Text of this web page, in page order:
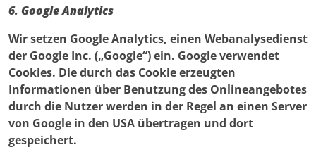
6. Google Analytics
Wir setzen Google Analytics, einen Webanalysedienst
der Google Inc. („Google“) ein. Google verwendet
Cookies. Die durch das Cookie erzeugten
Informationen über Benutzung des Onlineangebotes
durch die Nutzer werden in der Regel an einen Server
von Google in den USA übertragen und dort
gespeichert.